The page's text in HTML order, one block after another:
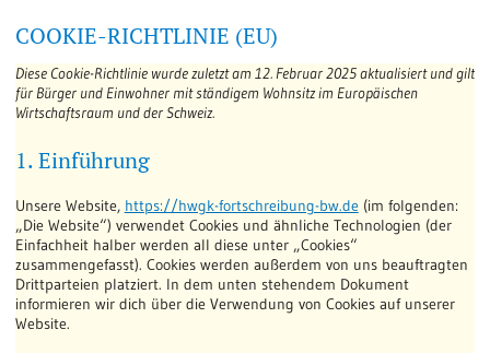
COOKIE-RICHTLINIE (EU)
Diese Cookie-Richtlinie wurde zuletzt am 12. Februar 2025 aktualisiert und gilt
für Bürger und Einwohner mit ständigem Wohnsitz im Europäischen
Wirtschaftsraum und der Schweiz.
1. Einführung
Unsere Website, https://hwgk-fortschreibung-bw.de(im folgenden:
„Die Website“) verwendet Cookies und ähnliche Technologien (der
Einfachheit halber werden all diese unter „Cookies“
zusammengefasst). Cookies werden außerdem von uns beauftragten
Drittparteien platziert. In dem unten stehendem Dokument
informieren wir dich über die Verwendung von Cookies auf unserer
Website.